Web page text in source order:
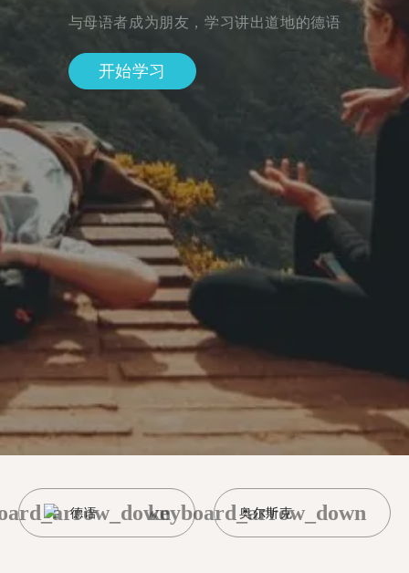
与母语者成为朋友，学习讲出道地的德语
开始学习
德语 奥尔斯克
keyboard_arrow_down